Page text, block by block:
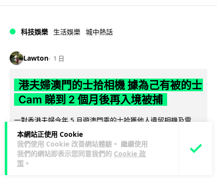
本網站正使用 Cookie
我們使用 Cookie 改善網站體驗。 繼續使用
我們的網站即表示您同意我們的 Cookie 政
策 。
科技娛樂 生活娛樂 城中熱話
Lawton 1 日
港夫婦澳門的士拾相機 據為己有被的士
Cam 睇到 2 個月後再入境被捕
一對香港夫婦今年 5 月遊澳門乘的士拾獲他人遺留相機及電
池，拾遺不報並帶返香港自用。兩人本月 2 日經港珠澳大橋再
次入境澳門時，被治安警察局...
閱讀全文
532